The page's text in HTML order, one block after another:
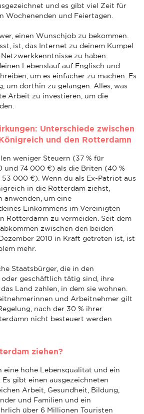
und es gibt viel Zeit für
Wochenenden und Feiertagen.
einen Wunschjob zu bekommen.
ist, das Internet zu deinem Kumpel
zu haben.
Lebenslauf auf Englisch und
um es einfacher zu machen. Es
um dorthin zu gelangen. Alles, was
Arbeit zu investieren, um die
Unterschiede zwischen
und den Rotterdamn
weniger Steuern (37 % für
und 74 000 €) als die Briten (40 %
000 €). Wenn du als Ex-Patriot aus
in die Rotterdam ziehst,
anwenden, um eine
Einkommens im Vereinigten
Rotterdamn zu vermeiden. Seit dem
zwischen den beiden
2010 in Kraft getreten ist, ist
mehr.
Staatsbürger, die in den
geschäftlich tätig sind, ihre
Land zahlen, in dem sie wohnen.
und Arbeitnehmer gilt
nach der 30 % ihrer
nicht besteuert werden
ziehen?
eine hohe Lebensqualität und ein
Es gibt einen ausgezeichneten
Arbeit, Gesundheit, Bildung,
und Familien und ein
über 6 Millionen Touristen